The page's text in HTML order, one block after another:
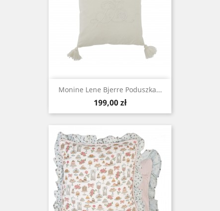
Monine Lene Bjerre Poduszka...
Cena
199,00 zł